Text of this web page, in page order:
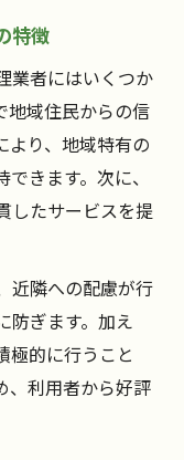
特徴
業者にはいくつか
地域住民からの信
より、地域特有の
きます。次に、
したサービスを提
近隣への配慮が行
防ぎます。加え
極的に行うこと
、利用者から好評